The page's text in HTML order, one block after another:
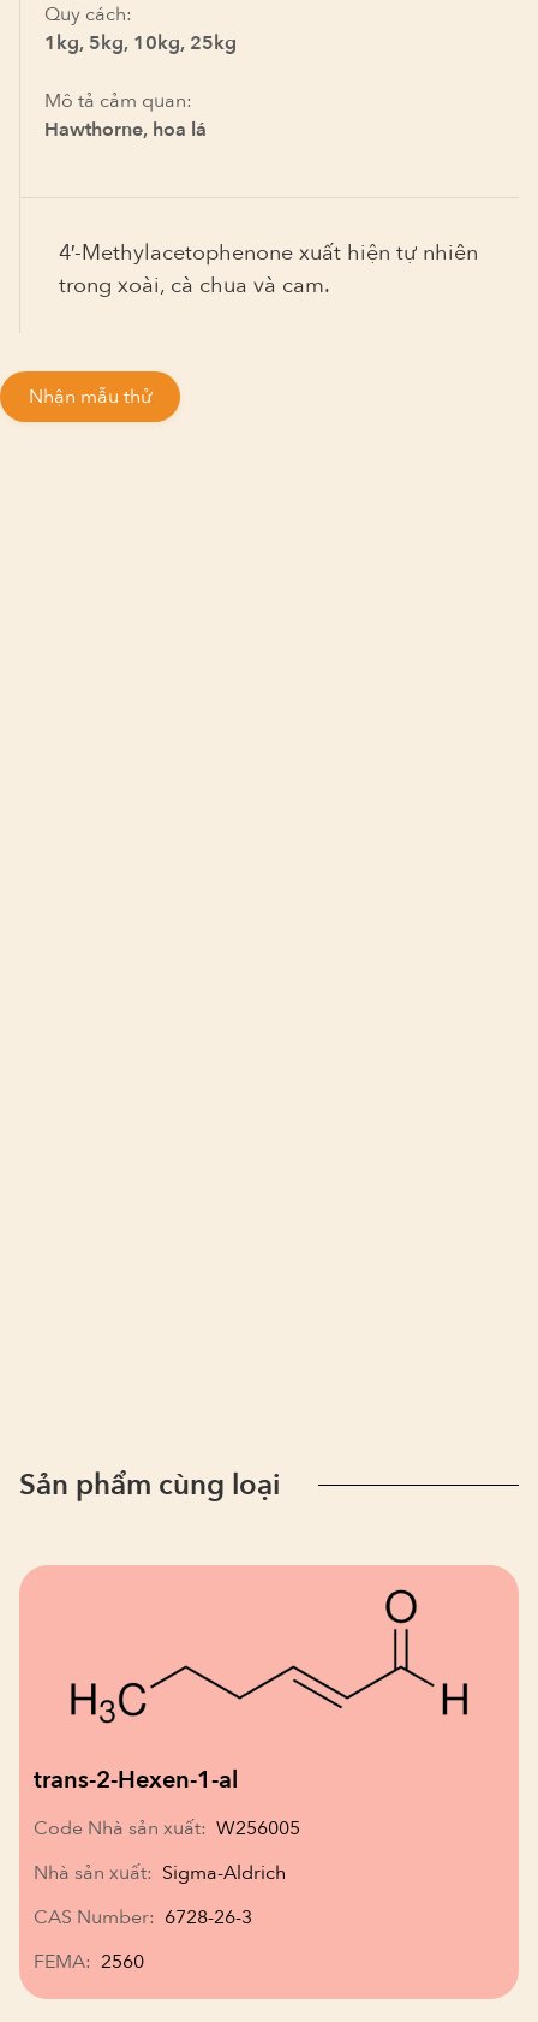
Quy cách:
1kg, 5kg, 10kg, 25kg
Mô tả cảm quan:
Hawthorne, hoa lá
4′-Methylacetophenone xuất hiện tự nhiên
trong xoài, cà chua và cam.
Nhận mẫu thử
Sản phẩm cùng loại
trans-2-Hexen-1-al
Code Nhà sản xuất: W256005
Nhà sản xuất: Sigma-Aldrich
CAS Number: 6728-26-3
FEMA: 2560